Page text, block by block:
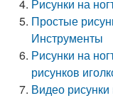
Рисунки на
Простые
Инструменты
Рисунки на
рисунков
Видео рисунки